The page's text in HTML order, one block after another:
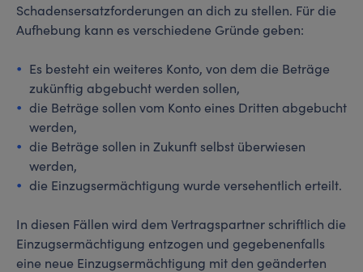
Schadensersatzforderungen an dich zu stellen. Für die
Aufhebung kann es verschiedene Gründe geben:
Es besteht ein weiteres Konto, von dem die Beträge
zukünftig abgebucht werden sollen,
die Beträge sollen vom Konto eines Dritten abgebucht
werden,
die Beträge sollen in Zukunft selbst überwiesen
werden,
die Einzugsermächtigung wurde versehentlich erteilt.
In diesen Fällen wird dem Vertragspartner schriftlich die
Einzugsermächtigung entzogen und gegebenenfalls
eine neue Einzugsermächtigung mit den geänderten